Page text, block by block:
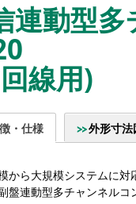
連動型
線用)
・仕様 外形寸法
から大規模システムに対
盤連動型多チャンネルコ